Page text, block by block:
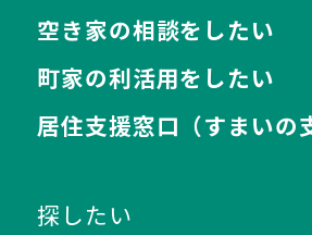
空き家の相談をしたい
町家の利活用をしたい
居住支援窓口 （すまいの
探したい